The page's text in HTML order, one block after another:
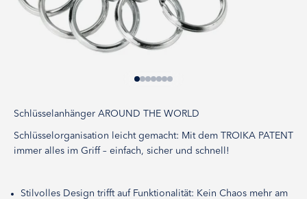
Schlüsselanhänger AROUND THE WORLD
Schlüsselorganisation leicht gemacht: Mit dem TROIKA PATENT
immer alles im Griff – einfach, sicher und schnell!
Stilvolles Design trifft auf Funktionalität: Kein Chaos mehr am